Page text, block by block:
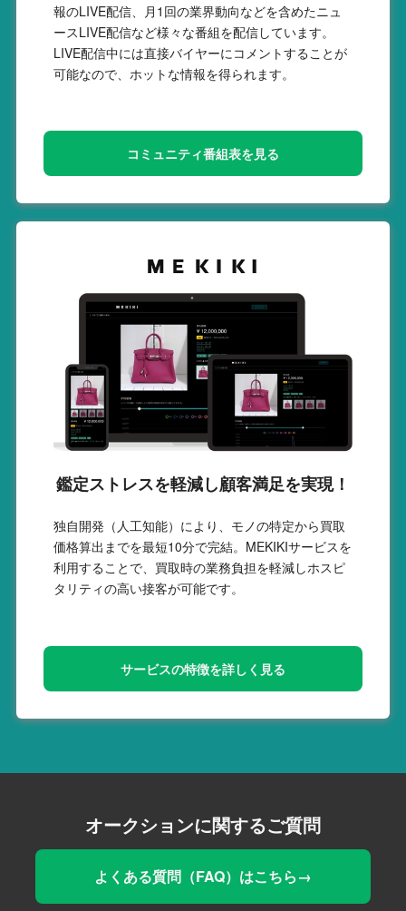
報のLIVE配信、月1回の業界動向などを含めたニュ
ースLIVE配信など様々な番組を配信しています。
LIVE配信中には直接バイヤーにコメントすることが
可能なので、ホットな情報を得られます。
コミュニティ番組表を見る
鑑定ストレスを軽減し顧客満足を実現！
独自開発（人工知能）により、モノの特定から買取
価格算出までを最短10分で完結。MEKIKIサービスを
利用することで、買取時の業務負担を軽減しホスピ
タリティの高い接客が可能です。
サービスの特徴を詳しく見る
オークションに関するご質問
よくある質問（FAQ）はこちら→